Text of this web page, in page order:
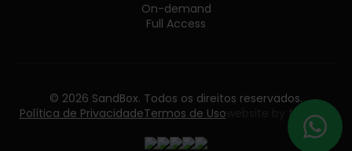
On-demand
Full Access
© 2026 SandBox. Todos os direitos reservados.
Política de PrivacidadeTermos de Uso website by follow55